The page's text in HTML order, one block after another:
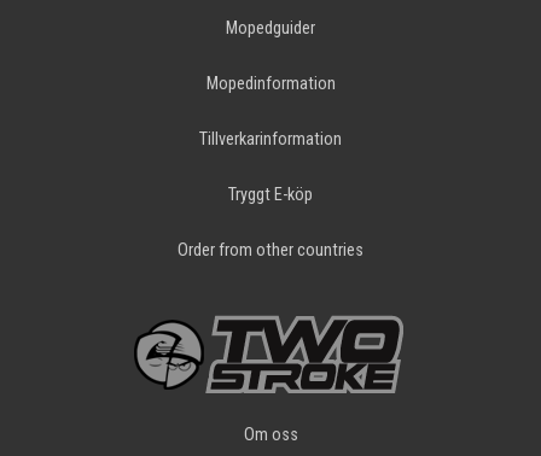
Mopedguider
Mopedinformation
Tillverkarinformation
Tryggt E-köp
Order from other countries
Om oss